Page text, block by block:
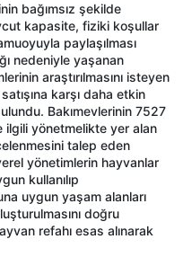
bağımsız şekilde
kapasite, fiziki koşullar
paylaşılması
nedeniyle yaşanan
araştırılmasını isteyen
karşı daha etkin
Bakımevlerinin 7527
ilgili yönetmelikte yer alan
talep eden
yönetimlerin hayvanlar
kullanılıp
uygun yaşam alanları
doğru
refahı esas alınarak